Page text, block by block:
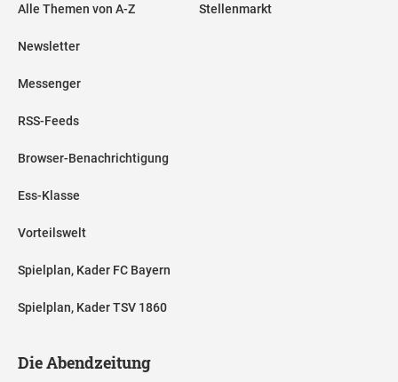
Alle Themen von A-Z
Newsletter
Messenger
RSS-Feeds
Browser-Benachrichtigung
Ess-Klasse
Vorteilswelt
Spielplan, Kader FC Bayern
Spielplan, Kader TSV 1860
Stellenmarkt
Die Abendzeitung